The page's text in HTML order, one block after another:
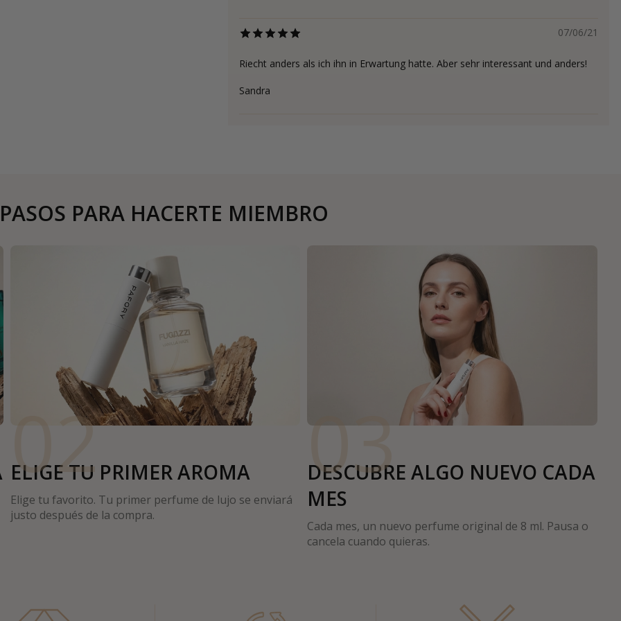
07/06/21
Riecht anders als ich ihn in Erwartung hatte. Aber sehr interessant und anders!
Sandra
PARA HACERTE MIEMBRO
02
ELIGE TU PRIMER AROMA
Elige tu favorito. Tu primer perfume de lujo se enviará
justo después de la compra.
03
DESCUBRE ALGO NUEVO CADA
MES
Cada mes, un nuevo perfume original de 8 ml. Pausa o
cancela cuando quieras.